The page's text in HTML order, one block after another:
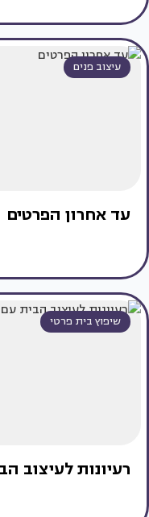
עיצוב פנים
עד אחרון הפרטים
שיפוץ בית פרטי
רעיונות לעיצוב